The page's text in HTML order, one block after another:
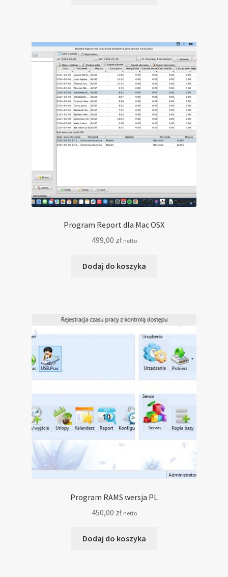
Program Report dla Mac OSX
499,00 zł netto
Dodaj do koszyka
Program RAMS wersja PL
450,00 zł netto
Dodaj do koszyka